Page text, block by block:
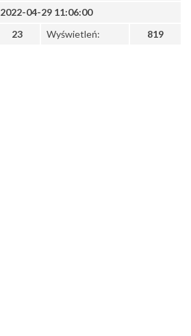
23 Wyświetleń: 819
2022-04-29 11:06:00